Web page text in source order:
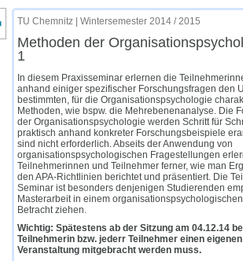
des Kursmenüs
TU Chemnitz | Wintersemester 2014 / 2015
Methoden der
1
In diesem Praxisseminar erlernen die
anhand einiger spezifischer Forschungsfragen den
bestimmten, für die Organisationspsychologie
Methoden, wie bspw. die Mehrebenenanalyse. Die
der Organisationspsychologie werden Schritt für
praktisch anhand konkreter Forschungsbeispiele
sind nicht erforderlich. Abseits der Anwendung von
organisationspsychologischen Fragestellungen
Teilnehmerinnen und Teilnehmer ferner, wie man
den APA-Richtlinien berichtet und präsentiert. Die
Seminar ist besonders denjenigen Studierenden
Masterarbeit in einem
Betracht ziehen.
Wichtig: Spätestens ab der Sitzung am 04.12.14
Teilnehmerin bzw. jederr Teilnehmer einen
Veranstaltung mitgebracht werden muss.